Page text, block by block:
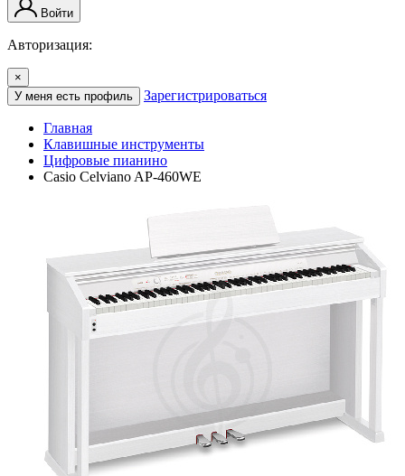
Войти
Авторизация:
×
У меня есть профиль
Зарегистрироваться
Главная
Клавишные инструменты
Цифровые пианино
Casio Celviano AP-460WE